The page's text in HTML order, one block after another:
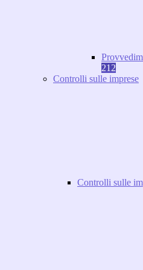
212
Controlli sulle imprese
Controlli sulle